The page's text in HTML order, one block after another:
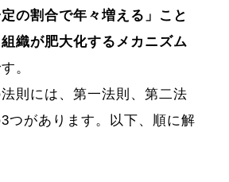
の割合で年々増える」こと
織が肥大化するメカニズム
。
則には、第一法則、第二法
つがあります。以下、順に解